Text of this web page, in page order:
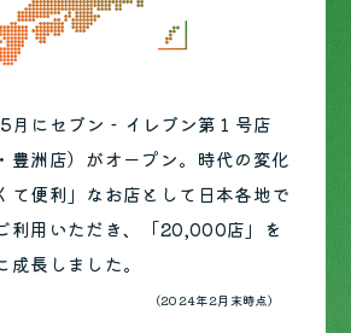
月にセブン‐イレブン第１号店
豊洲店）がオープン。時代の変化
て便利」なお店として日本各地で
利用いただき、「20,000店」を
長しました。
(2024年2月末時点)
にお買いものしていただいていま
ものをしていただいている計算に
、食卓でのお惣菜や、セブンプレ
味しい、便利なサービスをこれか
す。